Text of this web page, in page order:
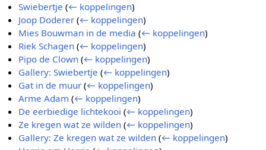
Swiebertje (← koppelingen)
Joop Doderer (← koppelingen)
Mies Bouwman in de media (← koppelingen)
Riek Schagen (← koppelingen)
Pipo de Clown (← koppelingen)
Gallery: Swiebertje (← koppelingen)
Gat in de muur (← koppelingen)
Arme Adam (← koppelingen)
De eerbiedige lichtekooi (← koppelingen)
Ze kregen wat ze wilden (← koppelingen)
Gallery: Ze kregen wat ze wilden (← koppelingen)